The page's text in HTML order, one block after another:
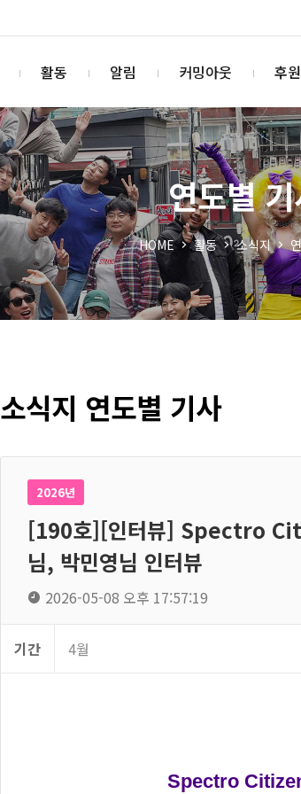
활동 알림 커밍아웃 후원
연도별
HOME 활동 소식지
소식지 연도별 기사
2026년
[190호][인터뷰] Spectro
님, 박민영님 인터뷰
2026-05-08 오후 17:57:19
기간 4월
Spectro